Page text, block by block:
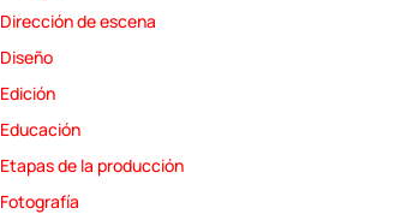
Dirección de escena
Diseño
Edición
Educación
Etapas de la producción
Fotografía